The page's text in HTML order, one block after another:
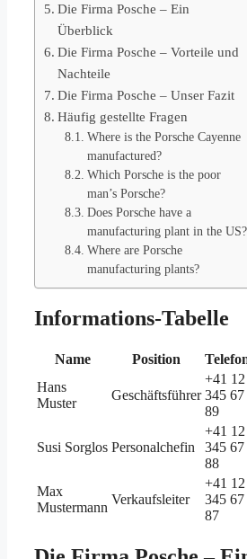
Die Firma Posche – Ein
Überblick
Die Firma Posche – Vorteile und
Nachteile
Die Firma Posche – Unser Fazit
Häufig gestellte Fragen
Where is the Porsche Cayenne
manufactured?
Which Porsche is the poor
man’s Porsche?
Does Porsche have a
manufacturing plant in the US?
Where are Porsche
manufacturing plants?
Informations-Tabelle
Name Position
Hans
Muster
Geschäftsführer
+41 12
345 67
89
Susi Sorglos Personalchefin
+41 12
345 67
88
Max
Mustermann
Verkaufsleiter
+41 12
345 67
87